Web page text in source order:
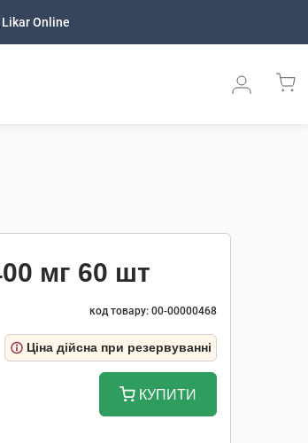
Likar Online
мг 60 шт
код товару: 00-00000468
Ціна дійсна при резервуванні
КУПИТИ